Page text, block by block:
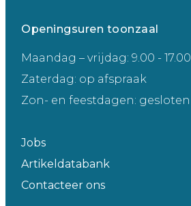
Openingsuren toonzaal
Maandag – vrijdag: 9.00 - 17.00
Zaterdag: op afspraak
Zon- en feestdagen: gesloten
Jobs
Artikeldatabank
Contacteer ons